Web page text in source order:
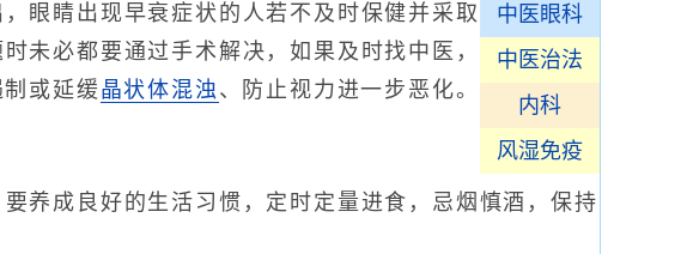
中医眼科
中医治法
内科
风湿免疫
睛出现早衰症状的人若不及时保健并采取
未必都要通过手术解决，如果及时找中医，
或延缓晶状体混浊 、防止视力进一步恶化。
成良好的生活习惯，定时定量进食，忌烟慎酒，保持